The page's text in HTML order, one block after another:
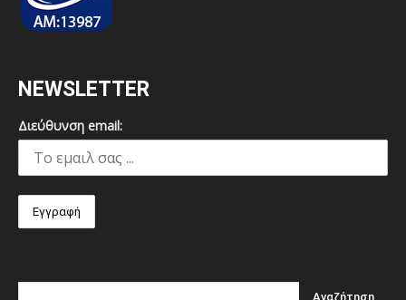
NEWSLETTER
Διεύθυνση email: